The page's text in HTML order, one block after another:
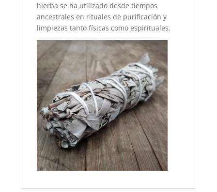
hierba se ha utilizado desde tiempos
ancestrales en rituales de purificación y
limpiezas tanto físicas como espirituales.